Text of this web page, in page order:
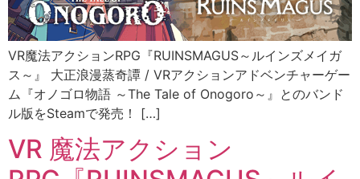
VR魔法アクションRPG『RUINSMAGUS～ルインズメイガ
ス～』 大正浪漫蒸奇譚 / VRアクションアドベンチャーゲー
ム『オノゴロ物語 ～The Tale of Onogoro～』とのバンド
ル版をSteamで発売！ […]
VR 魔法アクション